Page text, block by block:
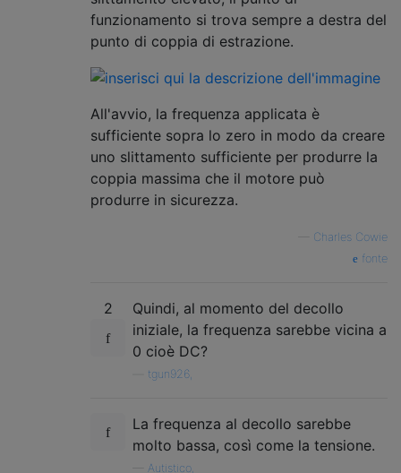
funzionamento si trova sempre a destra del
punto di coppia di estrazione.
All'avvio, la frequenza applicata è
sufficiente sopra lo zero in modo da creare
uno slittamento sufficiente per produrre la
coppia massima che il motore può
produrre in sicurezza.
Charles Cowie
fonte
2
Quindi, al momento del decollo
iniziale, la frequenza sarebbe vicina a
0 cioè DC?
tgun926,
La frequenza al decollo sarebbe
molto bassa, così come la tensione.
Autistico,